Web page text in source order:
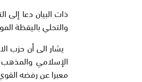
ذات البيان دعا
والتحلي باليقظة
يشار الى أن حزب
الإسلامي
معبرا عن رفضه